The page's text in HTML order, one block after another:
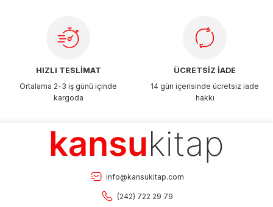
HIZLI TESLİMAT
Ortalama 2-3 iş günü içinde
kargoda
ÜCRETSİZ İADE
14 gün içerisinde ücretsiz iade
hakkı
info@kansukitap.com
(242) 722 29 79